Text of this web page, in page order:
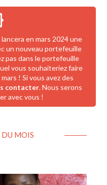
en mars 2024 une
un nouveau portefeuille
pas dans le portefeuille
vous souhaiteriez faire
! Si vous avez des
contacter. Nous serons
avec vous !
DU MOIS